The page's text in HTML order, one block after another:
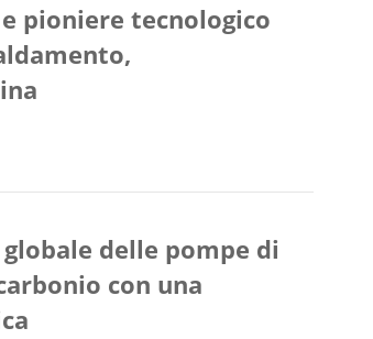
pioniere tecnologico
delle pompe di
con una